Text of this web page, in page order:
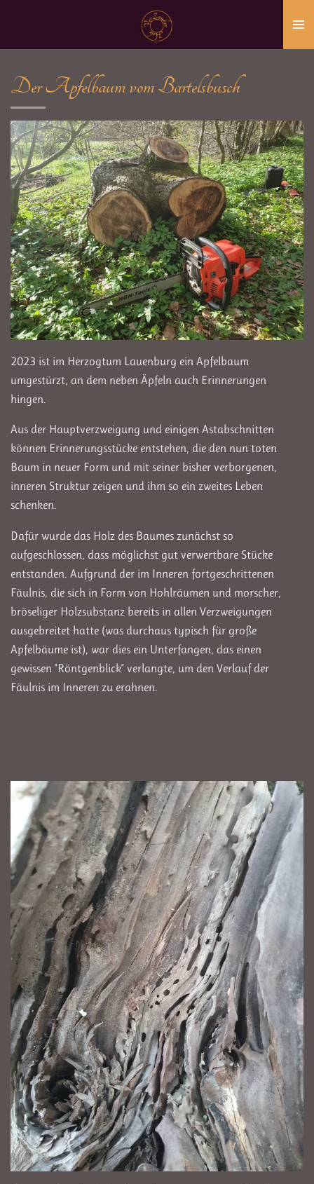
springen
Der Apfelbaum vom Bartelsbusch
2023 ist im Herzogtum Lauenburg ein Apfelbaum
umgestürzt, an dem neben Äpfeln auch Erinnerungen
hingen.
Aus der Hauptverzweigung und einigen Astabschnitten
können Erinnerungsstücke entstehen, die den nun toten
Baum in neuer Form und mit seiner bisher verborgenen,
inneren Struktur zeigen und ihm so ein zweites Leben
schenken.
Dafür wurde das Holz des Baumes zunächst so
aufgeschlossen, dass möglichst gut verwertbare Stücke
entstanden. Aufgrund der im Inneren fortgeschrittenen
Fäulnis, die sich in Form von Hohlräumen und morscher,
bröseliger Holzsubstanz bereits in allen Verzweigungen
ausgebreitet hatte (was durchaus typisch für große
Apfelbäume ist), war dies ein Unterfangen, das einen
gewissen "Röntgenblick" verlangte, um den Verlauf der
Fäulnis im Inneren zu erahnen.